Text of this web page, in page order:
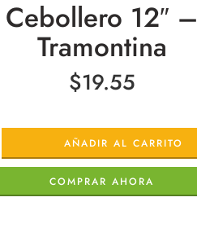
Cebollero 12″ –
Tramontina
$19.55
AÑADIR AL CARRITO
COMPRAR AHORA